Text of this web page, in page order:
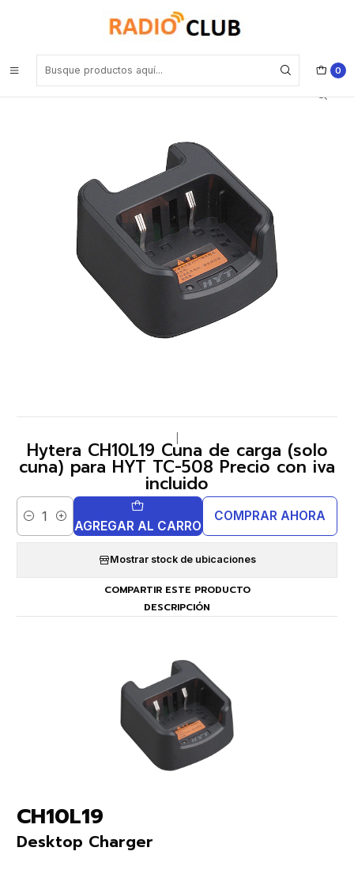
0
Hytera CH10L19 Cuna de carga (solo cuna) para HYT TC-508 Precio
Hytera CH10L19 Cuna de carga (solo
cuna) para HYT TC-508 Precio con iva
incluido
Cantidad AGREGAR AL CARRO
COMPRAR AHORA
Mostrar stock de ubicaciones
COMPARTIR ESTE PRODUCTO
DESCRIPCIÓN
CH10L19
Desktop Charger